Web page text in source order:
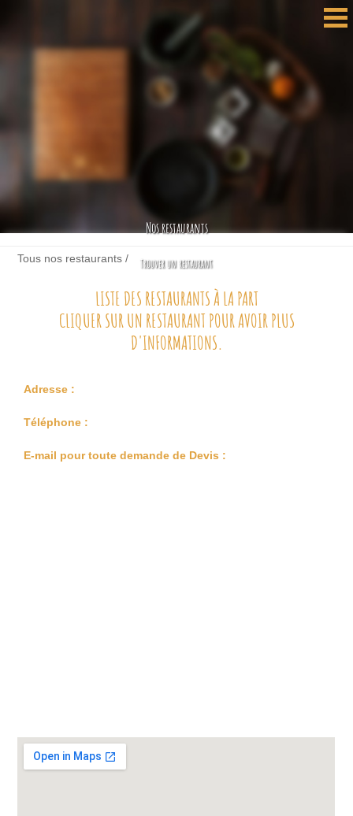
Nos restaurants
Trouver un restaurant
Tous nos restaurants /
LISTE DES RESTAURANTS À LA PART
CLIQUER SUR UN RESTAURANT POUR AVOIR PLUS
D'INFORMATIONS.
Adresse :
Téléphone :
E-mail pour toute demande de Devis :